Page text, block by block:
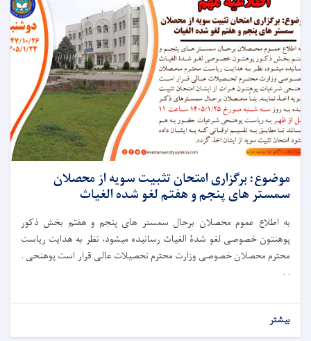
موضوع: برگزاری امتحان تثبیت سویه از محصلان
سمستر های پنجم و هفتم لغو شده الغیاث
به اطلاع عموم محصلان برحال سمستر های پنجم و هفتم بخش ذکور
پوهنتون خصوصی لغو شدۀ الغیاث رسانیده میشود، نظر به هدایت ریاست
محترم محصلان خصوصی وزارت محترم تحصیلات عالی قرار است پوهنحی .
. .
بیشتر